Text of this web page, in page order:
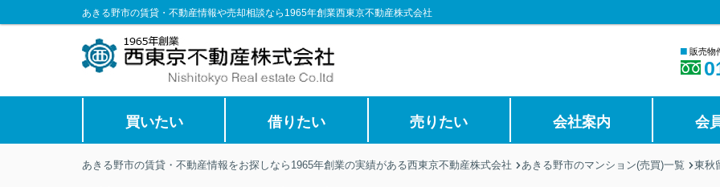
あきる野市の賃貸・不動産情報や売却相談なら1965年創業西東京不動産株式会社
■ 販売物
買いたい 借りたい 売りたい 会社案内 会
あきる野市の賃貸・不動産情報をお探しなら1965年創業の実績がある西東京不動産株式会社 あきる野市のマンション(売買)一覧 東秋